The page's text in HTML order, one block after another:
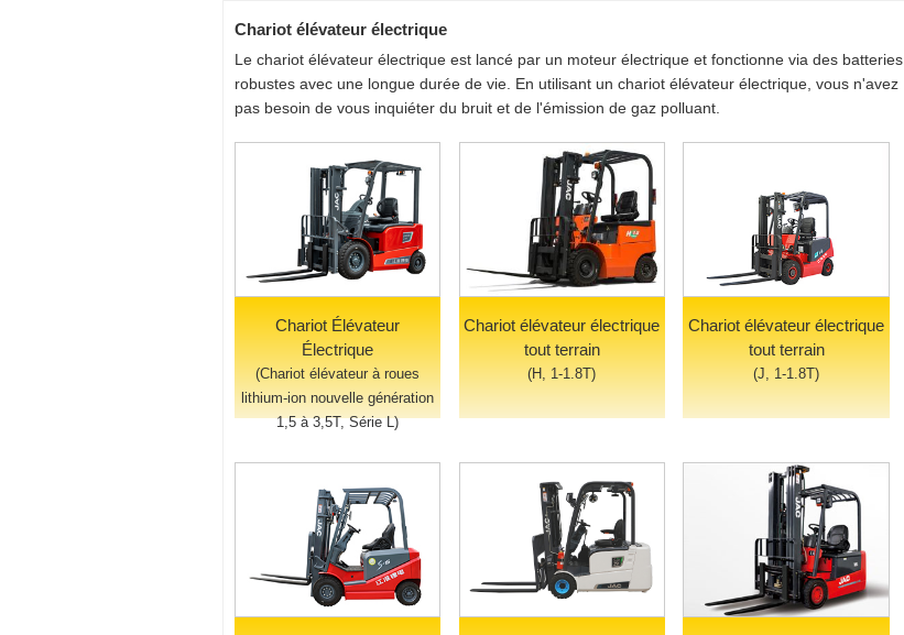
Chariot élévateur électrique
Le chariot élévateur électrique est lancé par un moteur électrique et fonctionne via des batteries
robustes avec une longue durée de vie. En utilisant un chariot élévateur électrique, vous n'avez
pas besoin de vous inquiéter du bruit et de l'émission de gaz polluant.
Chariot Élévateur
Électrique
(Chariot élévateur à roues
lithium-ion nouvelle génération
1,5 à 3,5T, Série L)
Chariot élévateur électrique
tout terrain
(H, 1-1.8T)
Chariot élévateur électrique
tout terrain
(J, 1-1.8T)